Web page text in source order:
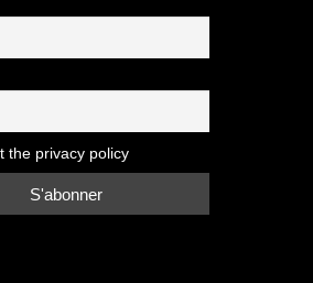
the privacy policy